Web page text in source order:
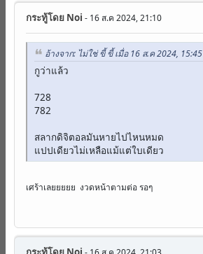
กระทู้โดย Noi - 16 ส.ค 2024, 21:10
อ้างจาก: ไม่ใช่ ขี้ ขี้ เมื่อ 16 ส.ค 2024, 15:45
กูว่าแล้ว
728
782
สลากดิจิตอลมันหายไปไหนหมด
แปปเดียวไม่เหลือแม้แต่ใบเดียว
เศร้าเลยยยยย งวดหน้าตามต่อ รอๆ